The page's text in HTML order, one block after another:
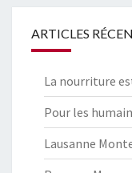
ARTICLES
La nourriture
Pour les
Lausanne